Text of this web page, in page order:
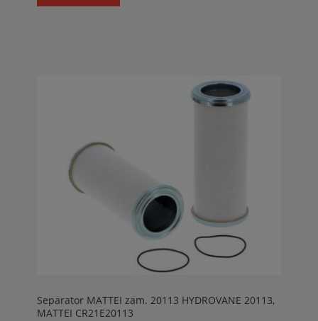
Separator MATTEI zam. 20113 HYDROVANE 20113,
MATTEI CR21E20113